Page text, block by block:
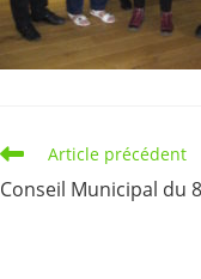
Read
articles
Article précédent
Conseil Municipal du